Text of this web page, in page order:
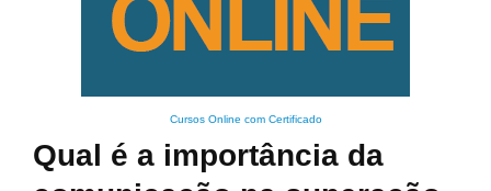
Cursos Online com Certificado
Qual é a importância da